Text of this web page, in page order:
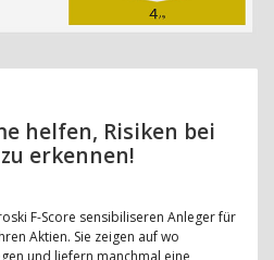
helfen, Risiken bei
erkennen!
F-Score sensibiliseren Anleger für
Aktien. Sie zeigen auf wo